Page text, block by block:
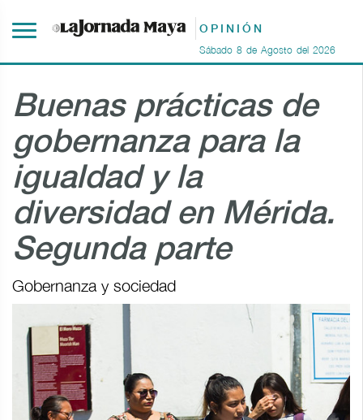
OPINIÓN
Sábado 8 de Agosto del 2026
Buenas prácticas de
gobernanza para la
igualdad y la
diversidad en Mérida.
Segunda parte
Gobernanza y sociedad